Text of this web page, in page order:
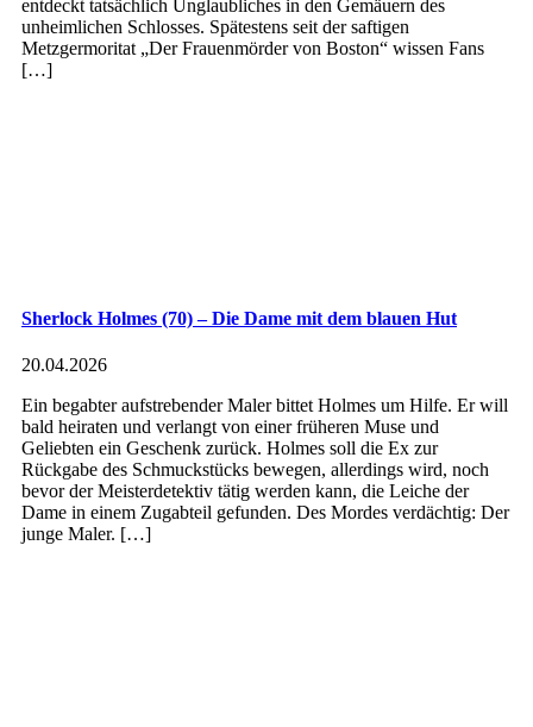
entdeckt tatsächlich Unglaubliches in den Gemäuern des
unheimlichen Schlosses. Spätestens seit der saftigen
Metzgermoritat „Der Frauenmörder von Boston“ wissen Fans
[…]
Sherlock Holmes (70) – Die Dame mit dem blauen Hut
20.04.2026
Ein begabter aufstrebender Maler bittet Holmes um Hilfe. Er will
bald heiraten und verlangt von einer früheren Muse und
Geliebten ein Geschenk zurück. Holmes soll die Ex zur
Rückgabe des Schmuckstücks bewegen, allerdings wird, noch
bevor der Meisterdetektiv tätig werden kann, die Leiche der
Dame in einem Zugabteil gefunden. Des Mordes verdächtig: Der
junge Maler. […]